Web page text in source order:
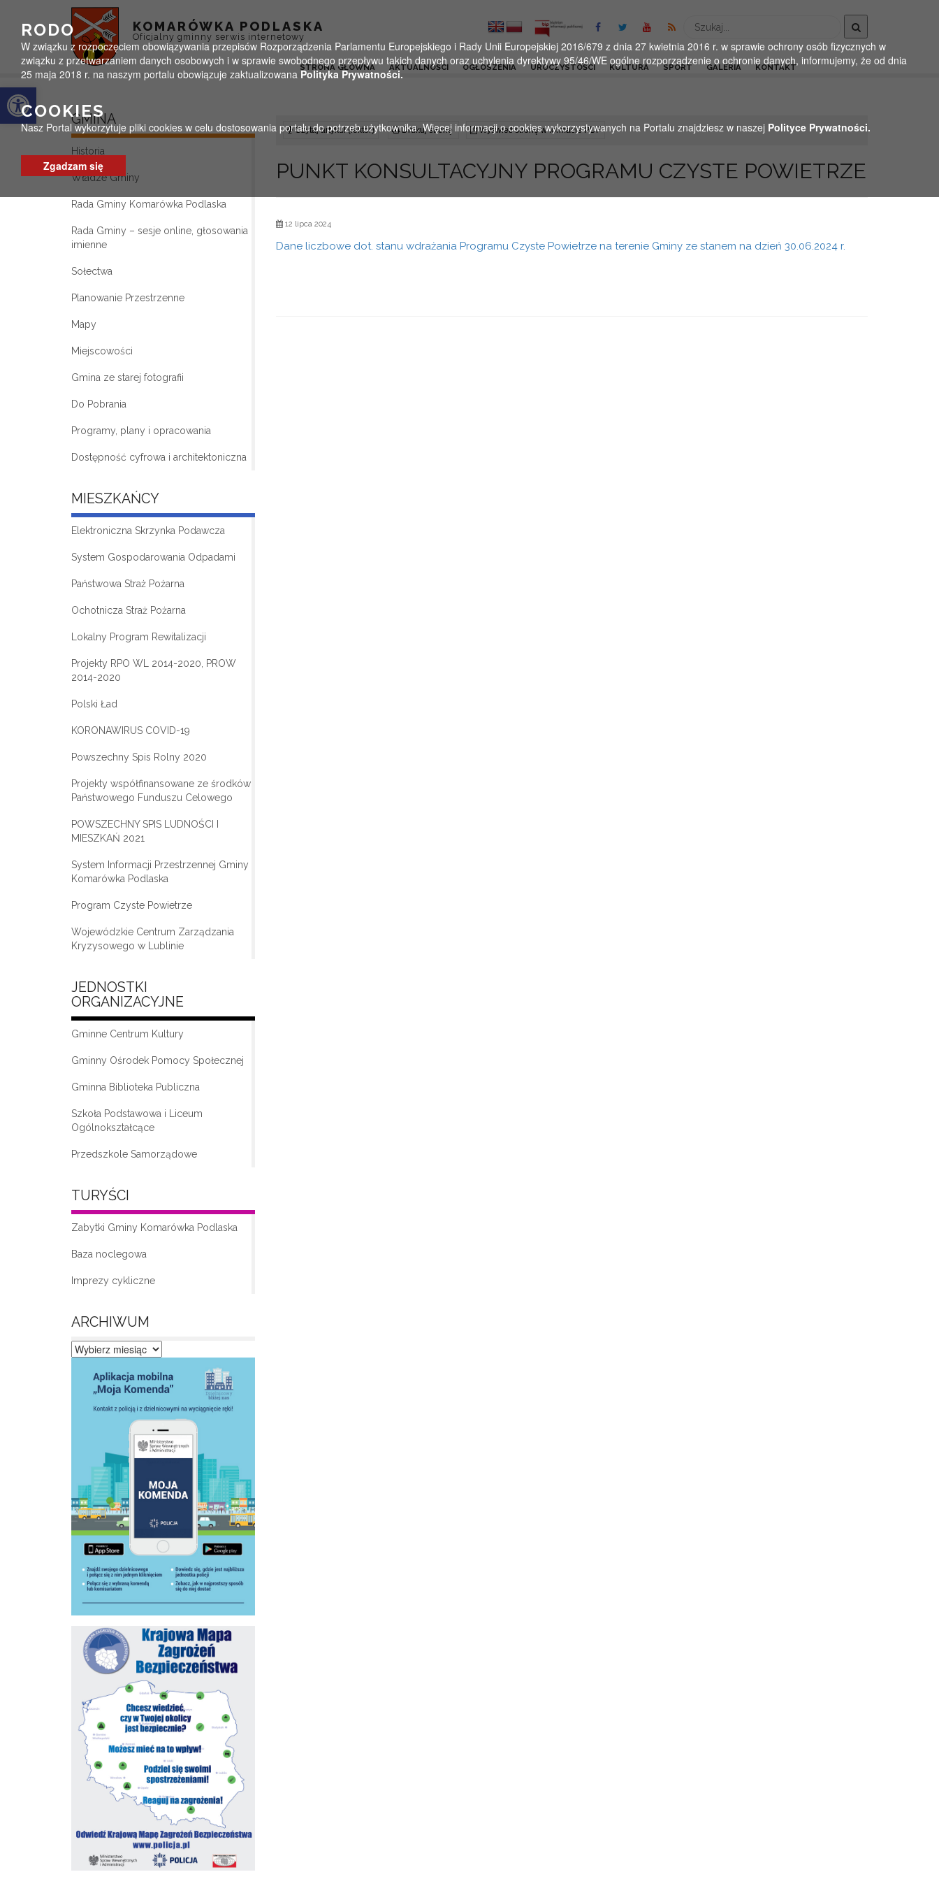
Otwórz pasek narzędzi
KOMARÓWKA PODLASKA
Oficjalny gminny serwis internetowy
Wyszukaj
STRONA GŁÓWNA AKTUALNOŚCI OGŁOSZENIA UROCZYSTOŚCI KULTURA SPORT GALERIA KONTAKT
GMINA
Historia
Władze Gminy
Rada Gminy Komarówka Podlaska
Rada Gminy – sesje online, głosowania
imienne
Sołectwa
Planowanie Przestrzenne
Mapy
Miejscowości
Gmina ze starej fotografii
Do Pobrania
Programy, plany i opracowania
Dostępność cyfrowa i architektoniczna
MIESZKAŃCY
Elektroniczna Skrzynka Podawcza
System Gospodarowania Odpadami
Państwowa Straż Pożarna
Ochotnicza Straż Pożarna
Lokalny Program Rewitalizacji
Projekty RPO WL 2014-2020, PROW
2014-2020
Polski Ład
KORONAWIRUS COVID-19
Powszechny Spis Rolny 2020
Projekty współfinansowane ze środków
Państwowego Funduszu Celowego
POWSZECHNY SPIS LUDNOŚCI I
MIESZKAŃ 2021
System Informacji Przestrzennej Gminy
Komarówka Podlaska
Program Czyste Powietrze
Wojewódzkie Centrum Zarządzania
Kryzysowego w Lublinie
JEDNOSTKI
ORGANIZACYJNE
Gminne Centrum Kultury
Gminny Ośrodek Pomocy Społecznej
„Moda na seniora – klub seniora w
Gminna Biblioteka Publiczna
Szkoła Podstawowa i Liceum
Ogólnokształcące
Przedszkole Samorządowe
TURYŚCI
Zabytki Gminy Komarówka Podlaska
Baza noclegowa
Imprezy cykliczne
ARCHIWUM
Archiwum
Czytaj artykuł (lektor) Drukuj stronę Wyświetl stronę w formacie PDF
PUNKT KONSULTACYJNY PROGRAMU CZYSTE POWIETRZE
12 lipca 2024
Dane liczbowe dot. stanu wdrażania Programu Czyste Powietrze na terenie Gminy ze stanem na dzień 30.06.2024 r.
RODO
W związku z rozpoczęciem obowiązywania przepisów Rozporządzenia Parlamentu Europejskiego i Rady Unii Europejskiej 2016/679 z dnia 27 kwietnia 2016 r. w sprawie ochrony osób fizycznych w
związku z przetwarzaniem danych osobowych i w sprawie swobodnego przepływu takich danych oraz uchylenia dyrektywy 95/46/WE ogólne rozporządzenie o ochronie danych, informujemy, że od dnia
25 maja 2018 r. na naszym portalu obowiązuje zaktualizowana Polityka Prywatności.
COOKIES
Nasz Portal wykorzytuje pliki cookies w celu dostosowania portalu do potrzeb użytkownika. Więcej informacji o cookies wykorzystywanych na Portalu znajdziesz w naszej Polityce Prywatności.
Zgadzam się